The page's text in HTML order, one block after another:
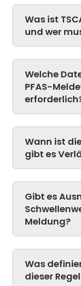
Was ist
und wer
Welche
PFAS-
Wann ist
gibt es
Gibt es
Meldung?
Was
dieser